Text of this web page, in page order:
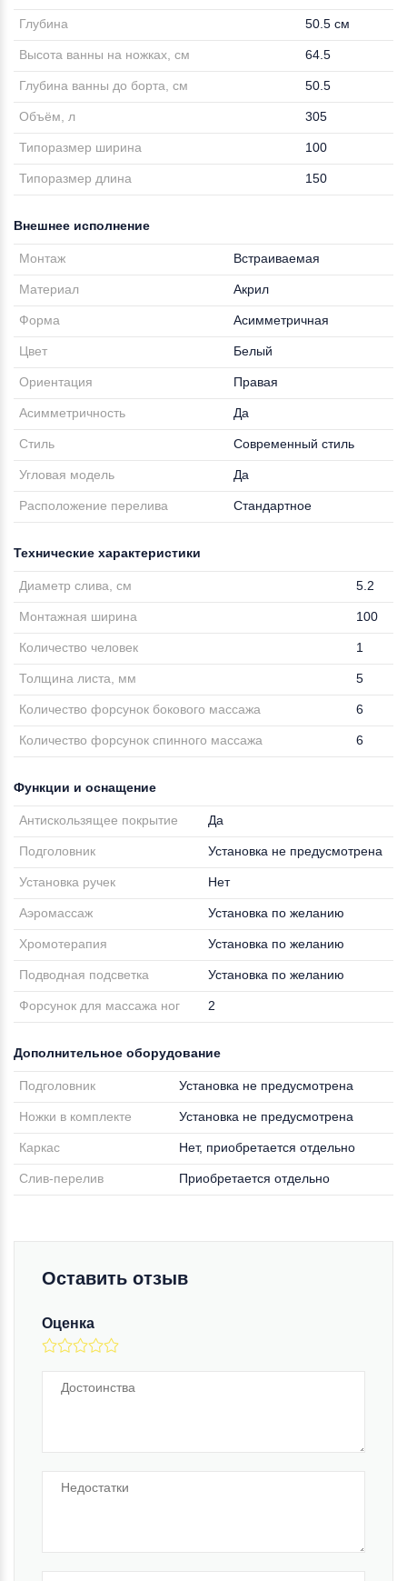
Глубина 50.5 см
Высота ванны на ножках, см 64.5
Глубина ванны до борта, см 50.5
Объём, л 305
Типоразмер ширина 100
Типоразмер длина 150
Внешнее исполнение
Монтаж Встраиваемая
Материал Акрил
Форма Асимметричная
Цвет Белый
Ориентация Правая
Асимметричность Да
Стиль Современный стиль
Угловая модель Да
Расположение перелива Стандартное
Технические характеристики
Диаметр слива, см 5.2
Монтажная ширина 100
Количество человек 1
Толщина листа, мм 5
Количество форсунок бокового массажа 6
Количество форсунок спинного массажа 6
Функции и оснащение
Антискользящее покрытие Да
Подголовник Установка не предусмотрена
Установка ручек Нет
Аэромассаж Установка по желанию
Хромотерапия Установка по желанию
Подводная подсветка Установка по желанию
Форсунок для массажа ног 2
Дополнительное оборудование
Подголовник Установка не предусмотрена
Ножки в комплекте Установка не предусмотрена
Каркас Нет, приобретается отдельно
Слив-перелив Приобретается отдельно
Оставить отзыв
Оценка